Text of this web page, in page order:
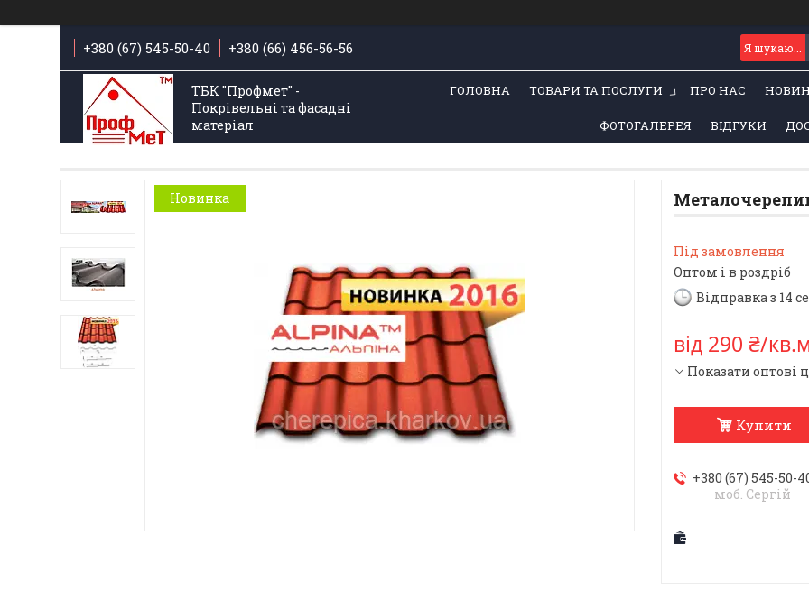
+380 (67) 545-50-40 +380 (66) 456-56-56
ТБК "Профмет" -
Покрівельні та фасадні
матеріал
ГОЛОВНА ТОВАРИ ТА ПОСЛУГИ ПРО НАС
ФОТОГАЛЕРЕЯ ВІДГУКИ
Новинка
Під замовлення
Оптом і в роздріб
Відправка з 14
від 290 ₴/
Показати оптові
Купити
+380 (67) 545-50-
моб. Сергій